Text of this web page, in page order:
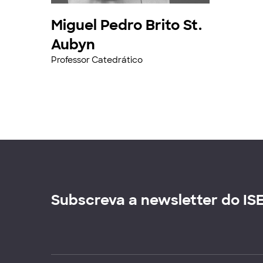
Miguel Pedro Brito St.
Aubyn
Professor Catedrático
Subscreva a newsletter do